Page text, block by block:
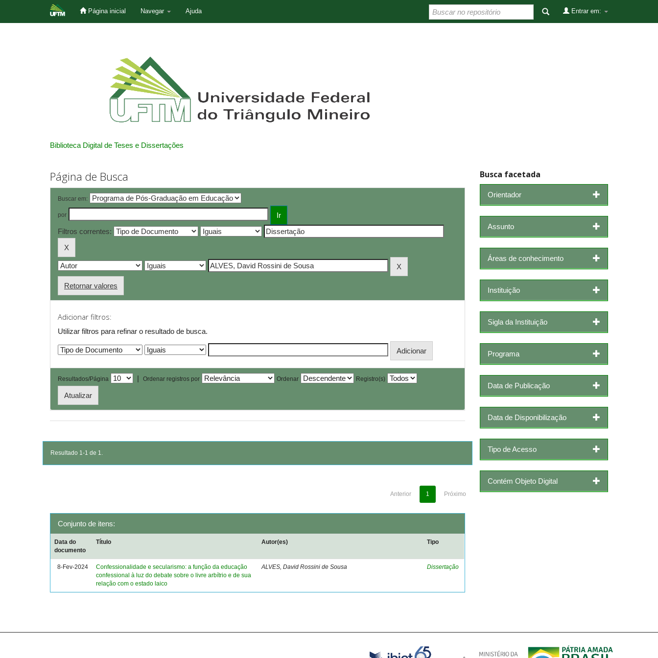
Página inicial Navegar Ajuda Entrar em:
Biblioteca Digital de Teses e Dissertações
Página de Busca
Buscar em:
por
Filtros correntes:
Retornar valores
Adicionar filtros:
Utilizar filtros para refinar o resultado de busca.
Resultados/Página | Ordenar registros por Ordenar Registro(s)
Resultado 1-1 de 1.
Anterior 1 Próximo
Conjunto de itens:
Data do
documento
Título Autor(es) Tipo
8-Fev-2024
Confessionalidade e secularismo: a função da educação
confessional à luz do debate sobre o livre arbítrio e de sua
relação com o estado laico
ALVES, David Rossini de Sousa Dissertação
Busca facetada
Orientador
Assunto
Áreas de conhecimento
Instituição
Sigla da Instituição
Programa
Data de Publicação
Data de Disponibilização
Tipo de Acesso
Contém Objeto Digital